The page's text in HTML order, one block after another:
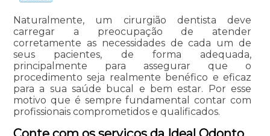
Naturalmente, um cirurgião dentista deve
carregar a preocupação de atender
corretamente as necessidades de cada um de
seus pacientes, de forma adequada,
principalmente para assegurar que o
procedimento seja realmente benéfico e eficaz
para a sua saúde bucal e bem estar. Por esse
motivo que é sempre fundamental contar com
profissionais comprometidos e qualificados.